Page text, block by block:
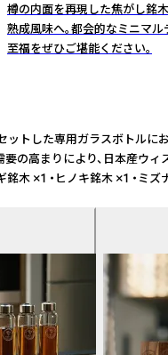
樽の内面を再現した焦がし銘
熟成風味へ。都会的なミニマ
至福をぜひご堪能ください。
した専用ガラス
まりにより、日本
×1 ・ヒノキ銘木